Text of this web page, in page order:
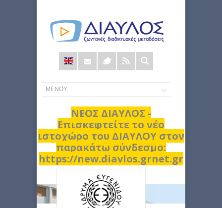
Φόρμα
αναζήτησης
ΝΕΟΣ ΔΙΑΥΛΟΣ -
Επισκεφτείτε το νέο
ιστοχώρο του ΔΙΑΥΛΟΥ στον
παρακάτω σύνδεσμο:
https://new.diavlos.grnet.gr